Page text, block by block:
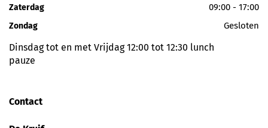
Zaterdag 09:00 - 17:00
Zondag Gesloten
Dinsdag tot en met Vrijdag 12:00 tot 12:30 lunch
pauze
Contact